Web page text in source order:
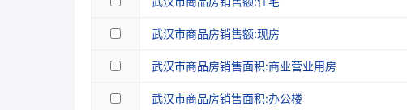
武汉市商品房销售额:现房
武汉市商品房销售面积:商业营业用房
武汉市商品房销售面积:办公楼